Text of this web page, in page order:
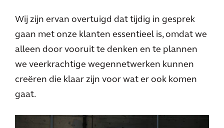
Wij zijn ervan overtuigd dat tijdig in gesprek
gaan met onze klanten essentieel is, omdat we
alleen door vooruit te denken en te plannen
we veerkrachtige wegennetwerken kunnen
creëren die klaar zijn voor wat er ook komen
gaat.